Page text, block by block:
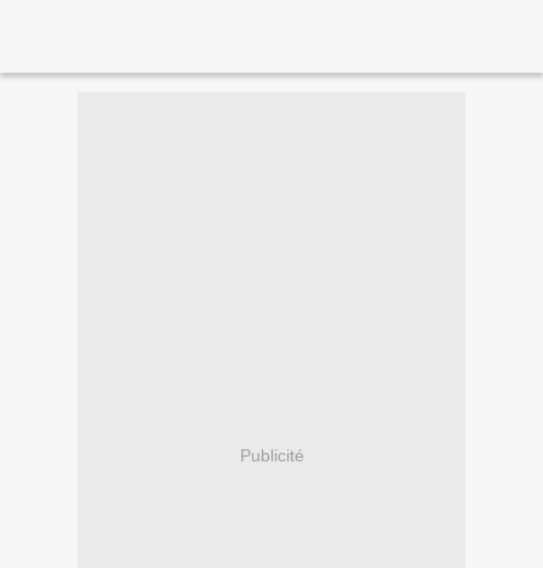
Publicité